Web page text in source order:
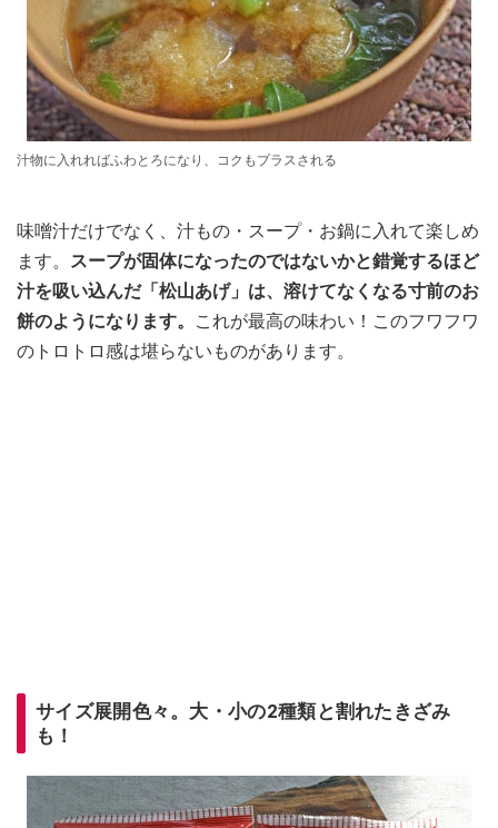
汁物に入れればふわとろになり、コクもプラスされる
味噌汁だけでなく、汁もの・スープ・お鍋に入れて楽しめ
ます。 スープが固体になったのではないかと錯覚するほど
汁を吸い込んだ「松山あげ」は、溶けてなくなる寸前のお
餅のようになります。
これが最高の味わい！このフワフワ
のトロトロ感は堪らないものがあります。
サイズ展開色々。大・小の2種類と割れたきざみ
も！